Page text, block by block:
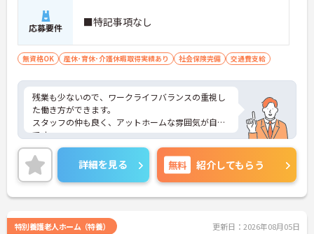
応募要件 ■特記事項なし
無資格OK 産休･育休･介護休暇取得実績あり 社会保険完備 交通費支給
残業も少ないので、ワークライフバランスの重視し
た働き方ができます。
スタッフの仲も良く、アットホームな雰囲気が自慢
です。
ご興味ある方には、面接対策ポイントなど、詳細を
お話しいたしますのでお気軽にご相談ください。
詳細を見る 無料 紹介してもらう
特別養護老人ホーム（特養） 更新日：2026年08月05日